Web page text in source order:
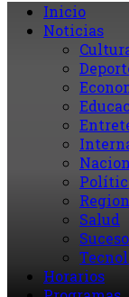
Inicio
Noticias
Salud
Horarios